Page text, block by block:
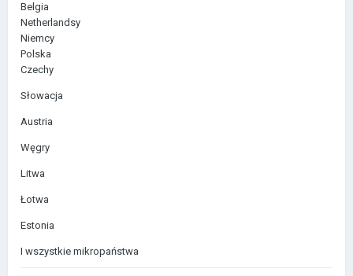
Belgia
Netherlandsy
Niemcy
Polska
Czechy
Słowacja
Austria
Węgry
Litwa
Łotwa
Estonia
I wszystkie mikropaństwa